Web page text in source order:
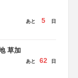
あと 5 日
草加
あと 62 日